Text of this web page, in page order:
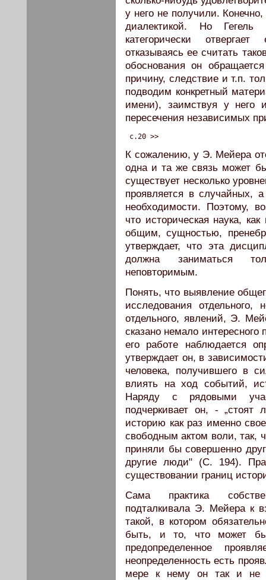
у него не получили.
диалектикой. Но
категорически
отказываясь ее считать
обоснования он
причину, следствие и т.п.
подводим конкретный
имени), заимствуя у него
пересечения независимых
c.20 >>
К сожалению, у Э. Мейера
одна и та же связь может
существует несколько
проявляется в случайных,
необходимости. Поэтому,
что историческая наука,
общим, сущностью,
утверждает, что эта
должна заниматься
неповторимым.
Понять, что выявление
исследования отдельного,
отдельного, явлений, Э.
сказано немало
его работе наблюдается
утверждает он, в
человека, получившего в
влиять на ход событий,
Наряду с рядовыми
подчеркивает он, - „стоят
историю как раз именно
свободным актом воли, так,
приняли бы совершенно
другие люди" (С. 194).
существовании границ
Сама практика
подталкивала Э. Мейера к
такой, в котором
быть, и то, что может
предопределенное
неопределенность есть
мере к нему он так и не